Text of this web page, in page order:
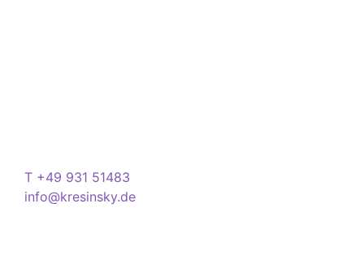
T +49 931 51483
info@kresinsky.de